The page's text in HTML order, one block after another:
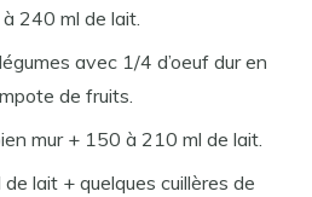
240 ml de lait.
avec 1/4 d’oeuf dur en
de fruits.
mur + 150 à 210 ml de lait.
lait + quelques cuillères de